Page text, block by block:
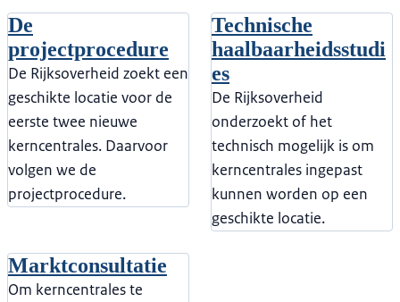
De
projectprocedure
De Rijksoverheid zoekt een
geschikte locatie voor de
eerste twee nieuwe
kerncentrales. Daarvoor
volgen we de
projectprocedure.
Technische
haalbaarheidsstudi
es
De Rijksoverheid
onderzoekt of het
technisch mogelijk is om
kerncentrales ingepast
kunnen worden op een
geschikte locatie.
Marktconsultatie
Om kerncentrales te